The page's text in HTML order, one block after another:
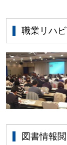
職業リハ
図書情報